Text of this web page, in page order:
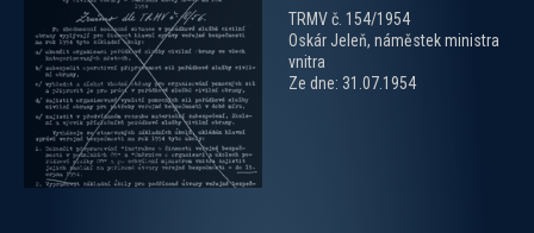
TRMV č. 154/1954
Oskár Jeleň, náměstek ministra
vnitra
Ze dne: 31.07.1954
zobrazit PDF dokument